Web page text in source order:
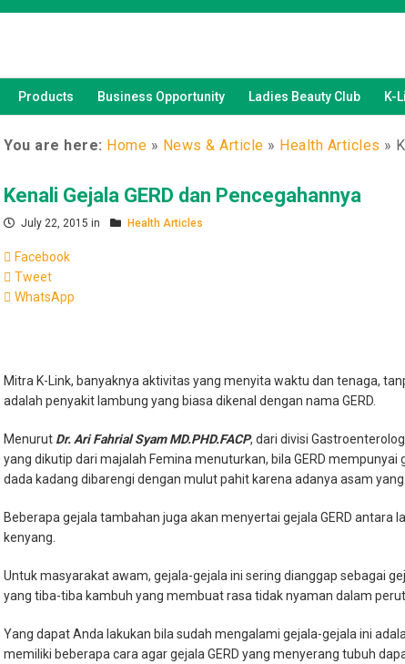
Products Business Opportunity Ladies Beauty Club K-
You are here: Home » News & Article » Health Articles »
Kenali Gejala GERD dan Pencegahannya
July 22, 2015 in Health Articles
Facebook
Tweet
WhatsApp
Mitra K-Link, banyaknya aktivitas yang menyita waktu dan tenaga,
adalah penyakit lambung yang biasa dikenal dengan nama GERD.
Menurut Dr. Ari Fahrial Syam MD.PHD.FACP, dari divisi
yang dikutip dari majalah Femina menuturkan, bila GERD
dada kadang dibarengi dengan mulut pahit karena adanya asam
Beberapa gejala tambahan juga akan menyertai gejala GERD
kenyang.
Untuk masyarakat awam, gejala-gejala ini sering dianggap sebagai
yang tiba-tiba kambuh yang membuat rasa tidak nyaman dalam perut.
Yang dapat Anda lakukan bila sudah mengalami gejala-gejala ini
memiliki beberapa cara agar gejala GERD yang menyerang tubuh